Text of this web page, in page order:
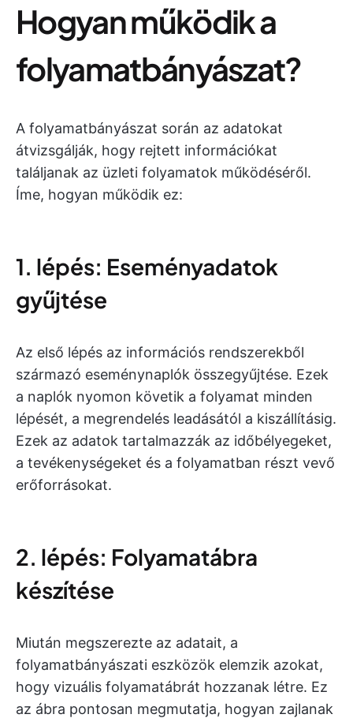
Hogyan működik a
folyamatbányászat?
A folyamatbányászat során az adatokat
átvizsgálják, hogy rejtett információkat
találjanak az üzleti folyamatok működéséről.
Íme, hogyan működik ez:
1. lépés: Eseményadatok
gyűjtése
Az első lépés az információs rendszerekből
származó eseménynaplók összegyűjtése. Ezek
a naplók nyomon követik a folyamat minden
lépését, a megrendelés leadásától a kiszállításig.
Ezek az adatok tartalmazzák az időbélyegeket,
a tevékenységeket és a folyamatban részt vevő
erőforrásokat.
2. lépés: Folyamatábra
készítése
Miután megszerezte az adatait, a
folyamatbányászati eszközök elemzik azokat,
hogy vizuális folyamatábrát hozzanak létre. Ez
az ábra pontosan megmutatja, hogyan zajlanak